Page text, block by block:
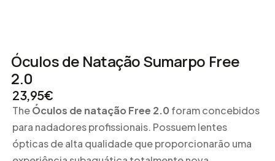
Óculos de Natação Sumarpo Free
2.0
23,95€
TheÓculos de natação Free 2.0 foram concebidos
para nadadores profissionais. Possuem lentes
ópticas de alta qualidade que proporcionarão uma